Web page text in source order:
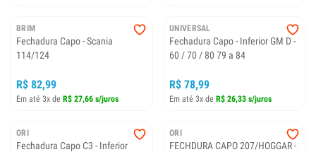
BRIM
Fechadura Capo - Scania
114/124
R$ 82,99
Em até 3x de R$ 27,66 s/juros
UNIVERSAL
Fechadura Capo - Inferior GM D -
60 / 70 / 80 79 a 84
R$ 78,99
Em até 3x de R$ 26,33 s/juros
ORI
Fechadura Capo C3 - Inferior
ORI
FECHDURA CAPO 207/HOGGAR -